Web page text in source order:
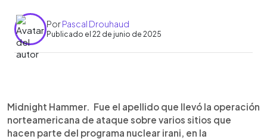
PorPascal Drouhaud
Publicado el 22 de junio de 2025
► Escuchar artículo
Midnight Hammer. Fue el apellido que llevó la operación
norteamericana de ataque sobre varios sitios que
hacen parte del programa nuclear irani, en la